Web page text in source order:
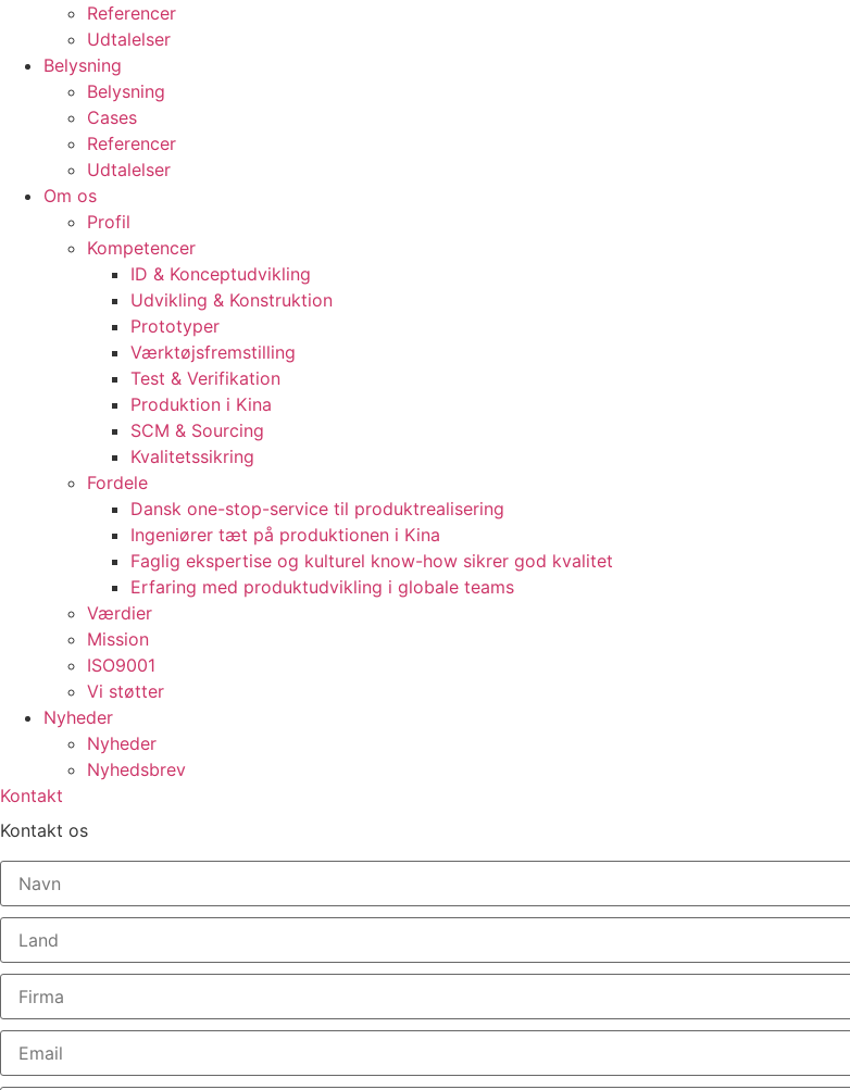
Referencer
Udtalelser
Belysning
Belysning
Cases
Referencer
Udtalelser
Om os
Profil
Kompetencer
ID & Konceptudvikling
Udvikling & Konstruktion
Prototyper
Værktøjsfremstilling
Test & Verifikation
Produktion i Kina
SCM & Sourcing
Kvalitetssikring
Fordele
Dansk one-stop-service til produktrealisering
Ingeniører tæt på produktionen i Kina
Faglig ekspertise og kulturel know-how sikrer god kvalitet
Erfaring med produktudvikling i globale teams
Værdier
Mission
ISO9001
Vi støtter
Nyheder
Nyheder
Nyhedsbrev
Kontakt
Kontakt os